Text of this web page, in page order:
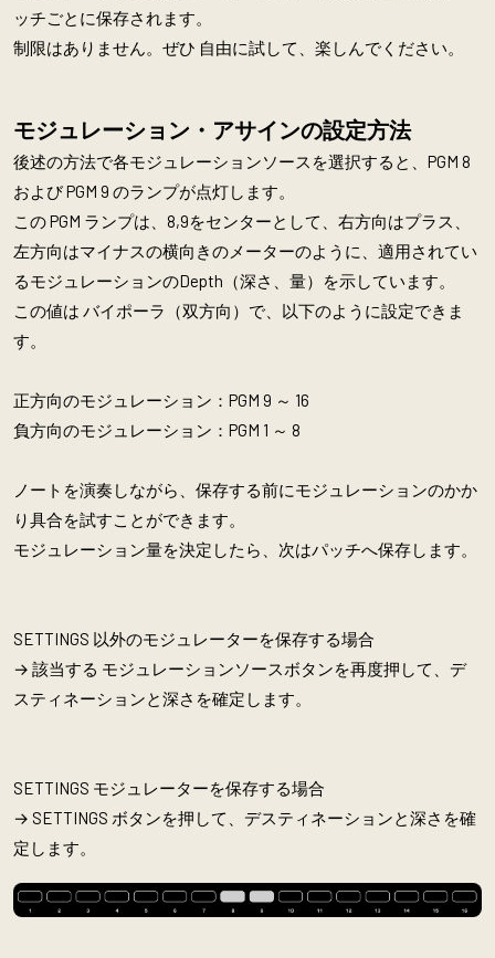
ッチごとに保存されます。
制限はありません。ぜひ 自由に試して、楽しんでください。
モジュレーション・アサインの設定方法
後述の方法で各モジュレーションソースを選択すると、PGM 8
および PGM 9 のランプが点灯します。
この PGM ランプは、8,9をセンターとして、右方向はプラス、
左方向はマイナスの横向きのメーターのように、適用されてい
るモジュレーションのDepth（深さ、量）を示しています。
この値は バイポーラ（双方向）で、以下のように設定できま
す。
正方向のモジュレーション：PGM 9 ～ 16
負方向のモジュレーション：PGM 1 ～ 8
ノートを演奏しながら、保存する前にモジュレーションのかか
り具合を試すことができます。
モジュレーション量を決定したら、次はパッチへ保存します。
SETTINGS 以外のモジュレーターを保存する場合
→ 該当する モジュレーションソースボタンを再度押して、デ
スティネーションと深さを確定します。
SETTINGS モジュレーターを保存する場合
→ SETTINGS ボタンを押して、デスティネーションと深さを確
定します。